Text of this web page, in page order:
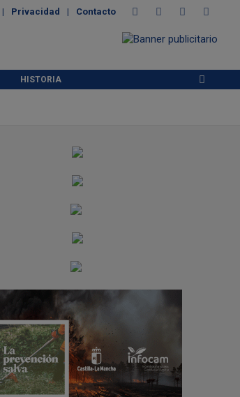
Privacidad Contacto
HISTORIA